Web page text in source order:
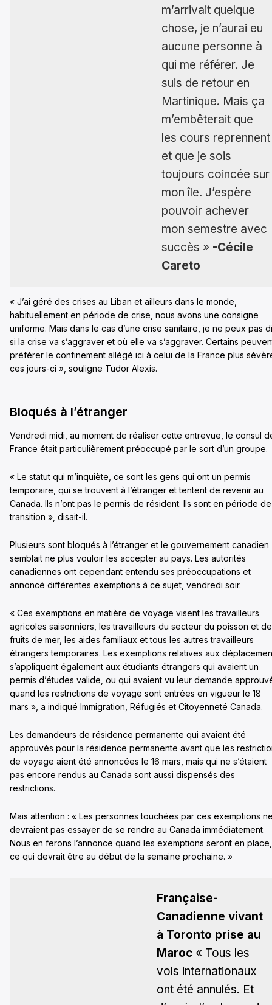
m’arrivait quelque
chose, je n’aurai eu
aucune personne à
qui me référer. Je
suis de retour en
Martinique. Mais ça
m’embêterait que
les cours reprennent
et que je sois
toujours coincée sur
mon île. J’espère
pouvoir achever
mon semestre avec
succès » -Cécile
Careto
« J’ai géré des crises au Liban et ailleurs dans le monde,
habituellement en période de crise, nous avons une consigne
uniforme. Mais dans le cas d’une crise sanitaire, je ne peux pas
si la crise va s’aggraver et où elle va s’aggraver. Certains
préférer le confinement allégé ici à celui de la France plus
ces jours-ci », souligne Tudor Alexis.
Bloqués à l’étranger
Vendredi midi, au moment de réaliser cette entrevue, le consul
France était particulièrement préoccupé par le sort d’un groupe.
« Le statut qui m’inquiète, ce sont les gens qui ont un permis
temporaire, qui se trouvent à l’étranger et tentent de revenir au
Canada. Ils n’ont pas le permis de résident. Ils sont en période de
transition », disait-il.
Plusieurs sont bloqués à l’étranger et le gouvernement canadien
semblait ne plus vouloir les accepter au pays. Les autorités
canadiennes ont cependant entendu ses préoccupations et
annoncé différentes exemptions à ce sujet, vendredi soir.
« Ces exemptions en matière de voyage visent les travailleurs
agricoles saisonniers, les travailleurs du secteur du poisson et
fruits de mer, les aides familiaux et tous les autres travailleurs
étrangers temporaires. Les exemptions relatives aux
s’appliquent également aux étudiants étrangers qui avaient un
permis d’études valide, ou qui avaient vu leur demande
quand les restrictions de voyage sont entrées en vigueur le 18
mars », a indiqué Immigration, Réfugiés et Citoyenneté Canada.
Les demandeurs de résidence permanente qui avaient été
approuvés pour la résidence permanente avant que les
de voyage aient été annoncées le 16 mars, mais qui ne s’étaient
pas encore rendus au Canada sont aussi dispensés des
restrictions.
Mais attention : « Les personnes touchées par ces exemptions
devraient pas essayer de se rendre au Canada immédiatement.
Nous en ferons l’annonce quand les exemptions seront en place,
ce qui devrait être au début de la semaine prochaine. »
Française-
Canadienne vivant
à Toronto prise au
Maroc « Tous les
vols internationaux
ont été annulés. Et